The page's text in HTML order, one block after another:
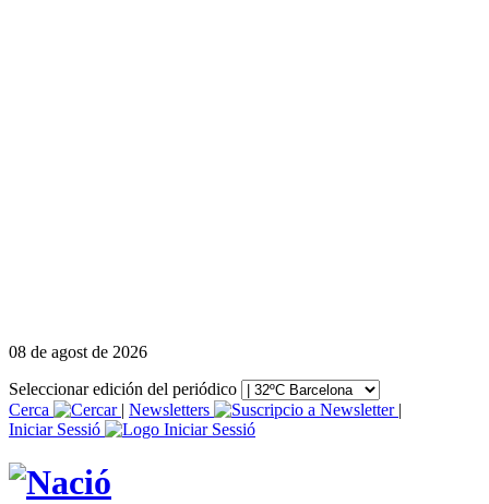
08 de agost de 2026
Seleccionar edición del periódico
Cerca
| Newsletters
|
Iniciar Sessió